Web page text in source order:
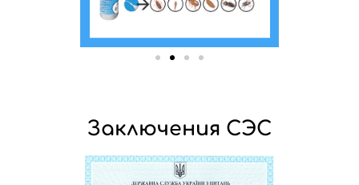
Заключения СЭС